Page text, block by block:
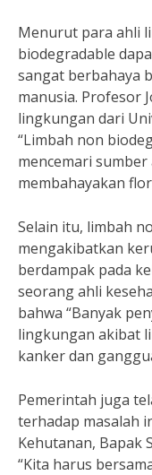
Menurut para ahli
biodegradable
sangat berbahaya
manusia. Profesor
lingkungan dari
“Limbah non
mencemari
membahayakan
Selain itu, limbah
mengakibatkan
berdampak pada
seorang ahli
bahwa “Banyak
lingkungan akibat
kanker dan
Pemerintah juga
terhadap masalah
Kehutanan, Bapak
“Kita harus